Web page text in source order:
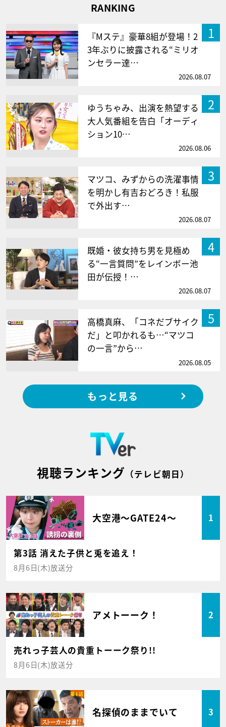
RANKING
1
『Mステ』豪華8組が登場！2
3年ぶりに披露される“ミリオ
ンセラー達…
2026.08.07
2
ゆうちゃみ、出演を熱望する
大人気番組を告白「オーディ
ション10…
2026.08.06
3
マツコ、みずからの洗濯事情
を明かし有吉おどろき！私服
で外出す…
2026.08.07
4
既婚・彼女持ち男を見極め
る“一言質問”をレインボー池
田が伝授！…
2026.08.07
5
高橋真麻、「コネだブサイク
だ」と叩かれるも…“マツコ
の一言”から…
2026.08.05
もっと見る
視聴ランキング （テレビ朝日）
大空港～GATE24～ 1
第3話 消えた子供と兎を追え！
8月6日(木)放送分
アメトーーク！ 2
売れっ子芸人の貴重トーーク祭り!!
8月6日(木)放送分
名探偵のままでいて 3